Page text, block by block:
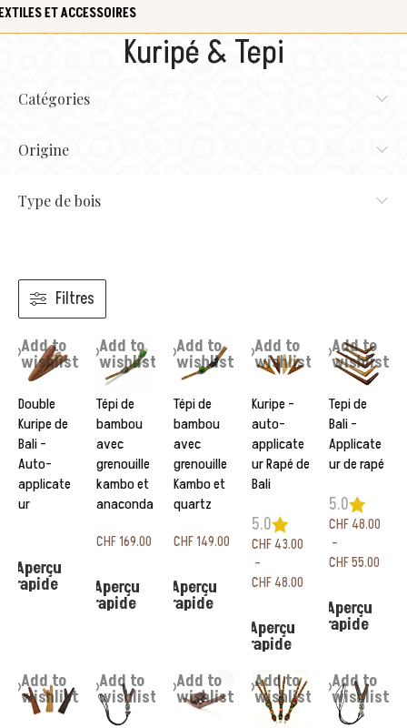
ET ACCESSOIRES
Kuripé & Tepi
Catégories
Origine
Type de bois
Filtres
Add to
wishlist
Double
Kuripe de
Bali –
Auto-
applicate
ur
Aperçu
rapide
Add to
wishlist
Tépi de
bambou
avec
grenouille
kambo et
anaconda
CHF169.00
Aperçu
rapide
Add to
wishlist
Tépi de
bambou
avec
grenouille
Kambo et
quartz
CHF149.00
Aperçu
rapide
Add to
wishlist
Kuripe –
auto-
applicate
ur Rapé de
Bali
5.0
CHF43.00
–
CHF48.00
Aperçu
rapide
Add to
wishlist
Tepi de
Bali –
Applicate
ur de rapé
5.0
CHF48.00
–
CHF55.00
Aperçu
rapide
Add to
wishlist
Add to
wishlist
Add to
wishlist
Add to
wishlist
Add to
wishlist